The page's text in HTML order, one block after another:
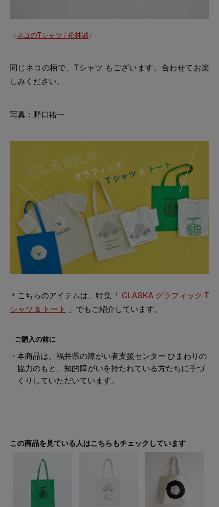
（ ネコのTシャツ / 松林誠）
同じネコの柄で、Tシャツ もございます。合わせてお楽
しみください。
写真：野口祐一
＊こちらのアイテムは、特集「 CLASKA グラフィック T
シャツ & トート
」でもご紹介しています。
ご購入の前に
本商品は、福井県の障がい者支援センター ひまわりの
協力のもと、知的障がいを持たれている方たちに手づ
くりしていただいています。
この商品を見ている人はこちらもチェックしています